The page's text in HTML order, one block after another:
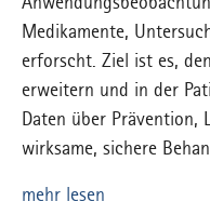
Medikamente,
erforscht. Ziel ist es,
erweitern und in der
Daten über Prävention,
wirksame, sichere
mehr lesen